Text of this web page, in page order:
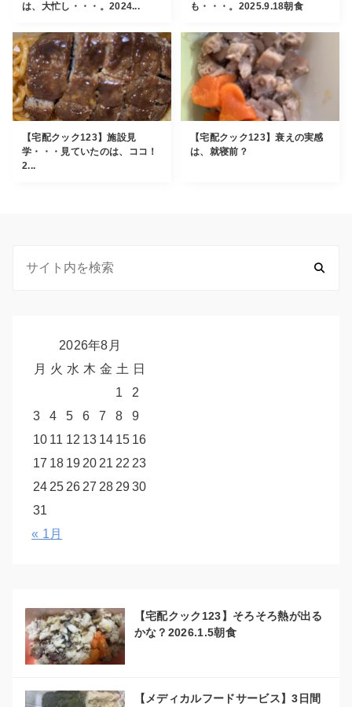
は、大忙し・・・。2024... も・・・。2025.9.18朝食
【宅配クック123】施設見
学・・・見ていたのは、ココ！
2...
【宅配クック123】衰えの実感
は、就寝前？
2026年8月
月 火 水 木 金 土 日
1
2
3
4 5 6 7 8
9
10 11 12 13 14 15 16
17 18 19 20 21 22 23
24 25 26 27 28 2930
31
« 1月
【宅配クック123】そろそろ熱が出る
かな？2026.1.5朝食
【メディカルフードサービス】3日間